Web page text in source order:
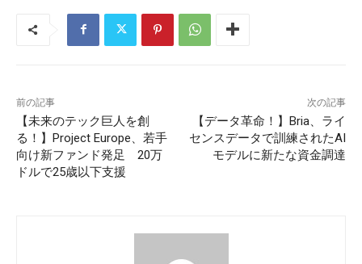
前の記事
【未来のテック巨人を創
る！】Project Europe、若手
向け新ファンド発足 20万
ドルで25歳以下支援
次の記事
【データ革命！】Bria、ライ
センスデータで訓練されたAI
モデルに新たな資金調達